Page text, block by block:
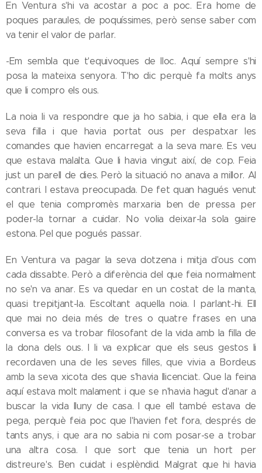
En Ventura s'hi va acostar a poc a poc. Era home de
poques paraules, de poquíssimes, però sense saber com
va tenir el valor de parlar.
-Em sembla que t'equivoques de lloc. Aquí sempre s'hi
posa la mateixa senyora. T'ho dic perquè fa molts anys
que li compro els ous.
La noia li va respondre que ja ho sabia, i que ella era la
seva filla i que havia portat ous per despatxar les
comandes que havien encarregat a la seva mare. Es veu
que estava malalta. Que li havia vingut així, de cop. Feia
just un parell de dies. Però la situació no anava a millor. Al
contrari. I estava preocupada. De fet quan hagués venut
el que tenia compromès marxaria ben de pressa per
poder-la tornar a cuidar. No volia deixar-la sola gaire
estona. Pel que pogués passar.
En Ventura va pagar la seva dotzena i mitja d'ous com
cada dissabte. Però a diferència del que feia normalment
no se'n va anar. Es va quedar en un costat de la manta,
quasi trepitjant-la. Escoltant aquella noia. I parlant-hi. Ell
que mai no deia més de tres o quatre frases en una
conversa es va trobar filosofant de la vida amb la filla de
la dona dels ous. I li va explicar que els seus gestos li
recordaven una de les seves filles, que vivia a Bordeus
amb la seva xicota des que s'havia llicenciat. Que la feina
aquí estava molt malament i que se n'havia hagut d'anar a
buscar la vida lluny de casa. I que ell també estava de
pega, perquè feia poc que l'havien fet fora, després de
tants anys, i que ara no sabia ni com posar-se a trobar
una altra cosa. I que sort que tenia un hort per
distreure's. Ben cuidat i esplèndid. Malgrat que hi havia